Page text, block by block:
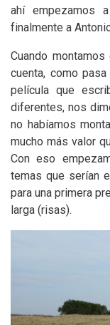
ahí empezamos
finalmente a
Cuando
cuenta, como
película que
diferentes, nos
no habíamos
mucho más valor
Con eso
temas que serían
para una primera
larga (risas).